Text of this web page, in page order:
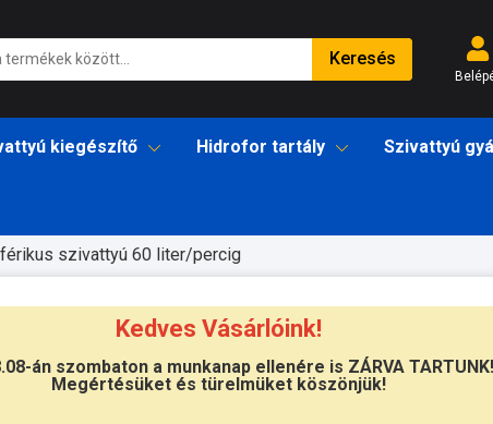
Kedves Vásárlóink!
án szombaton a munkanap ellenére is ZÁRVA TARTUNK!
Megértésüket és türelmüket köszönjük!
Keresés
kiegészítő Hidrofor tartály Szivattyú
szivattyú 60 liter/percig
Átvétel